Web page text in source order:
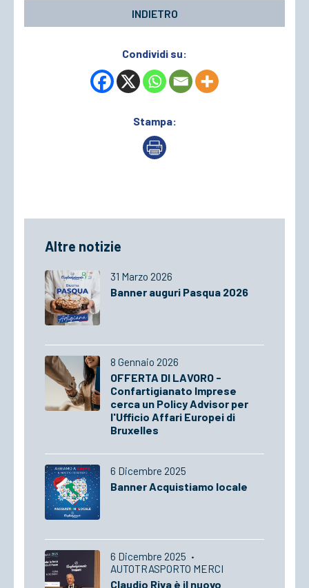
INDIETRO
Condividi su:
Stampa:
Altre notizie
31 Marzo 2026
Banner auguri Pasqua 2026
8 Gennaio 2026
OFFERTA DI LAVORO -
Confartigianato Imprese
cerca un Policy Advisor per
l'Ufficio Affari Europei di
Bruxelles
6 Dicembre 2025
Banner Acquistiamo locale
6 Dicembre 2025 ·
AUTOTRASPORTO MERCI
Claudio Riva è il nuovo